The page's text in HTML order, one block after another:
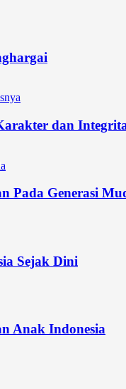
dan
Pada Generasi
Sejak Dini
Anak Indonesia